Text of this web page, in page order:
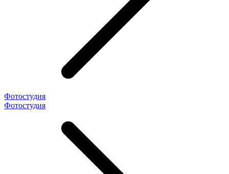
Фотостудия
Фотостудия